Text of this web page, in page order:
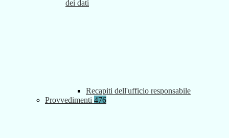
dei dati
Recapiti dell'ufficio responsabile
Provvedimenti 476